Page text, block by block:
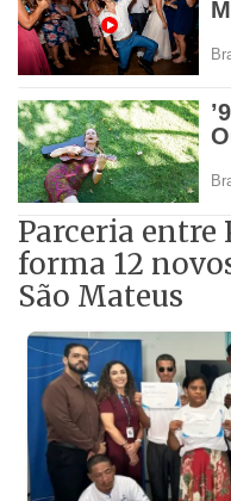
Parceria entre
forma 12
São Mateus